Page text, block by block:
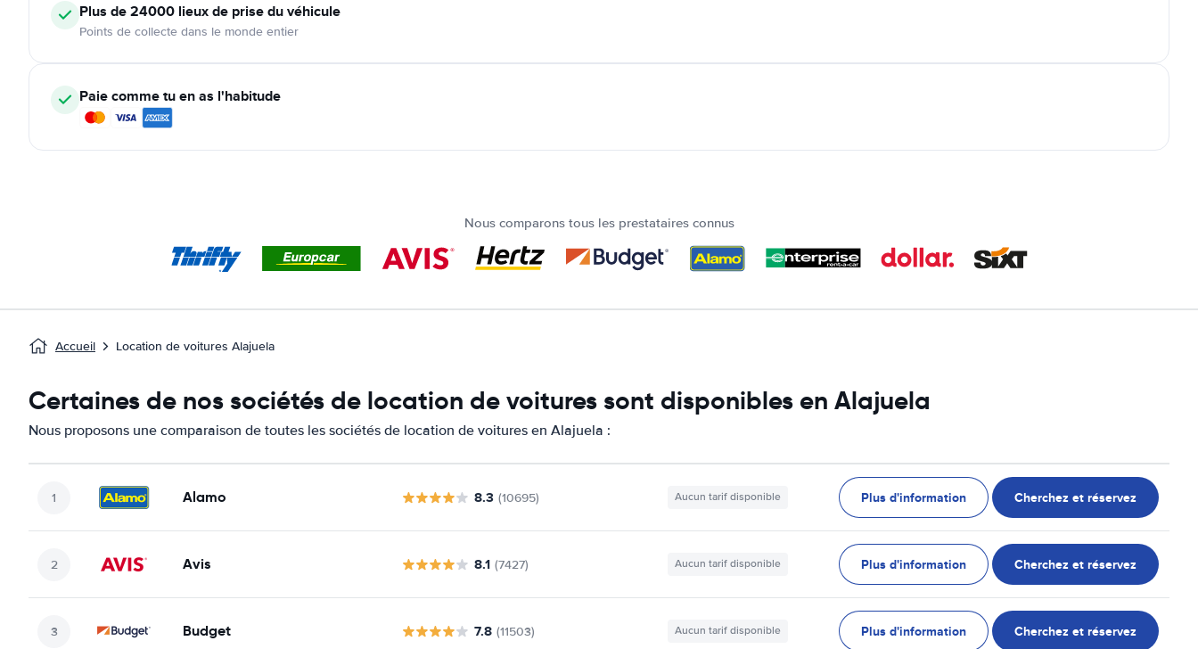
Plus de 24000 lieux de prise du véhicule
Points de collecte dans le monde entier
Paie comme tu en as l'habitude
Nous comparons tous les prestataires connus
Accueil Location de voitures Alajuela
Certaines de nos sociétés de location de voitures sont disponibles en Alajuela
Nous proposons une comparaison de toutes les sociétés de location de voitures en Alajuela :
Alamo 8.3 (10695) Aucun tarif disponible Plus d'information Cherchez et réservez
Avis 8.1 (7427) Aucun tarif disponible Plus d'information Cherchez et réservez
Budget 7.8 (11503) Aucun tarif disponible Plus d'information Cherchez et réservez